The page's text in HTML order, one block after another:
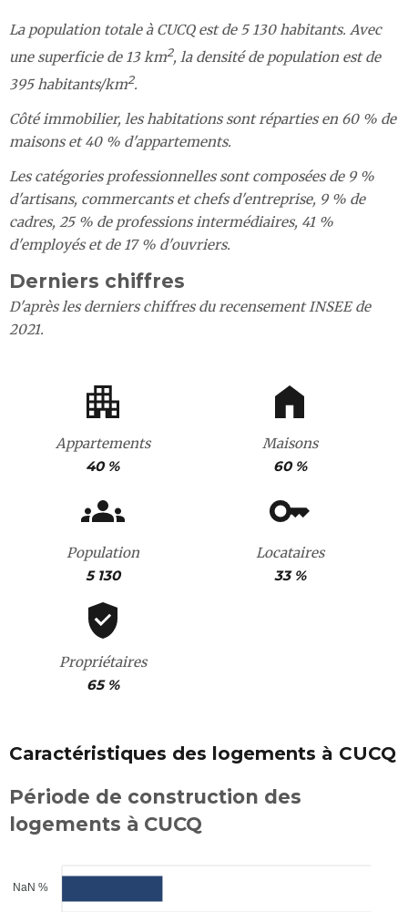
La population totale à CUCQ est de 5 130 habitants. Avec
une superficie de 13 km2, la densité de population est de
395 habitants/km2.
Côté immobilier, les habitations sont réparties en 60 % de
maisons et 40 % d'appartements.
Les catégories professionnelles sont composées de 9 %
d'artisans, commercants et chefs d'entreprise, 9 % de
cadres, 25 % de professions intermédiaires, 41 %
d'employés et de 17 % d'ouvriers.
Derniers chiffres
D'après les derniers chiffres du recensement INSEE de
2021.
Appartements
40 %
Maisons
60 %
Population
5 130
Locataires
33 %
Propriétaires
65 %
Caractéristiques des logements à CUCQ
Période de construction des
logements à CUCQ
NaN %